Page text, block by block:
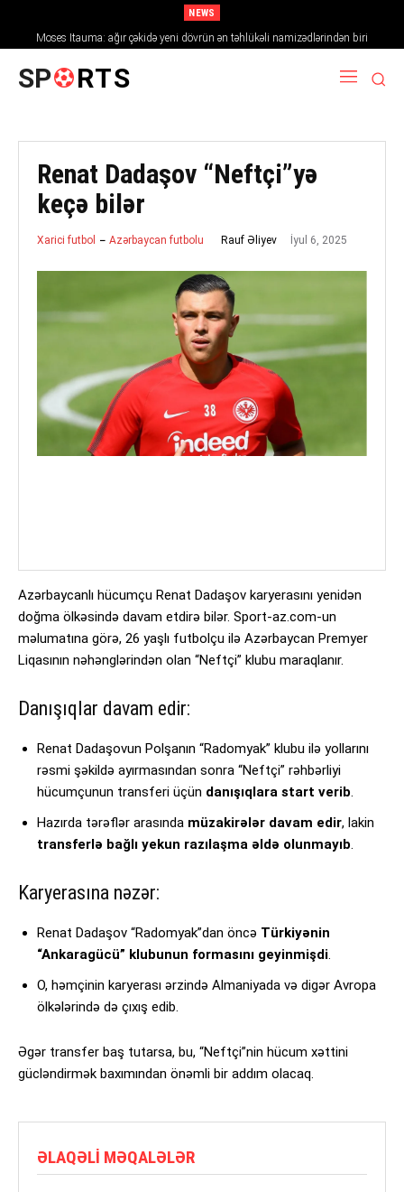
NEWS
Moses Itauma: ağır çəkidə yeni dövrün ən təhlükəli namizədlərindən biri
SP RTS
Renat Dadaşov “Neftçi”yə
keçə bilər
Xarici futbol Azərbaycan futbolu Rauf Əliyev İyul 6, 2025
Azərbaycanlı hücumçu Renat Dadaşov karyerasını yenidən
doğma ölkəsində davam etdirə bilər. Sport-az.com-un
məlumatına görə, 26 yaşlı futbolçu ilə Azərbaycan Premyer
Liqasının nəhənglərindən olan “Neftçi” klubu maraqlanır.
Danışıqlar davam edir:
Renat Dadaşovun Polşanın “Radomyak” klubu ilə yollarını
rəsmi şəkildə ayırmasından sonra “Neftçi” rəhbərliyi
hücumçunun transferi üçün danışıqlara start verib
Hazırda tərəflər arasında müzakirələr davam edir, lakin
transferlə bağlı yekun razılaşma əldə olunmayıb
Karyerasına nəzər:
Renat Dadaşov “Radomyak”dan öncə Türkiyənin
“Ankaragücü” klubunun formasını geyinmişdi
O, həmçinin karyerası ərzində Almaniyada və digər Avropa
ölkələrində də çıxış edib.
Əgər transfer baş tutarsa, bu, “Neftçi”nin hücum xəttini
gücləndirmək baxımından önəmli bir addım olacaq.
ƏLAQƏLI MƏQALƏLƏR